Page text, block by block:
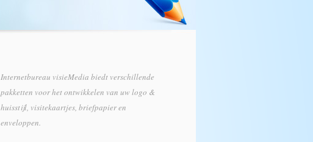
Internetbureau visieMedia biedt verschillende
pakketten voor het ontwikkelen van uw logo &
huisstijl, visitekaartjes, briefpapier en
enveloppen.